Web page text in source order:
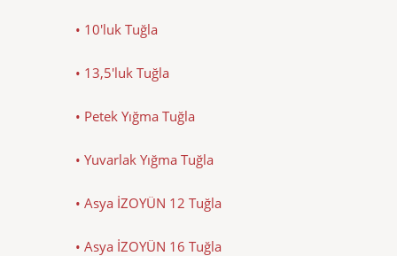
• 10'luk Tuğla
• 13,5'luk Tuğla
• Petek Yığma Tuğla
• Yuvarlak Yığma Tuğla
• Asya İZOYÜN 12 Tuğla
• Asya İZOYÜN 16 Tuğla